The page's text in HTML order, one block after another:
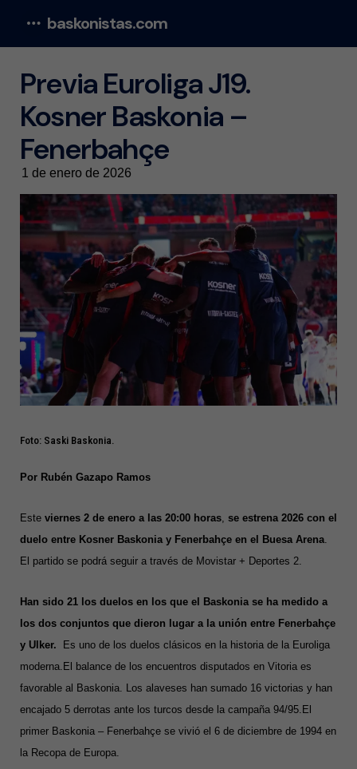
baskonistas.com
Previa Euroliga J19.
Kosner Baskonia –
Fenerbahçe
1 de enero de 2026
Foto: Saski Baskonia.
Por Rubén Gazapo Ramos
Este viernes 2 de enero a las 20:00 horas se estrena 2026 con el
duelo entre Kosner Baskonia y Fenerbahçe en el Buesa Arena
El partido se podrá seguir a través de Movistar + Deportes 2.
Han sido 21 los duelos en los que el Baskonia se ha medido a
los dos conjuntos que dieron lugar a la unión entre Fenerbahçe
y Ulker.
Es uno de los duelos clásicos en la historia de la Euroliga
moderna.El balance de los encuentros disputados en Vitoria es
favorable al Baskonia.
Los alaveses han sumado 16 victorias y han
encajado 5 derrotas ante los turcos desde la campaña 94/95. El
primer Baskonia – Fenerbahçe se vivió el 6 de diciembre de 1994 en
la Recopa de Europa.